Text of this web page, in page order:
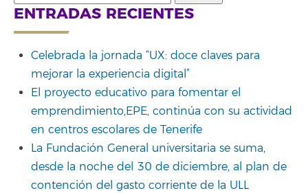
for:
ENTRADAS RECIENTES
Celebrada la jornada “UX: doce claves para
mejorar la experiencia digital”
El proyecto educativo para fomentar el
emprendimiento,EPE, continúa con su actividad
en centros escolares de Tenerife
La Fundación General universitaria se suma,
desde la noche del 30 de diciembre, al plan de
contención del gasto corriente de la ULL